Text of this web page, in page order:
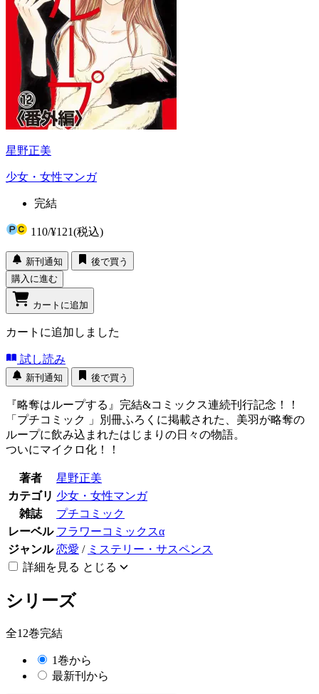
星野正美
少女・女性マンガ
完結
110/¥121(税込)
新刊通知
後で買う
購入に進む
カートに追加
カートに追加しました
試し読み
新刊通知 後で買う
『略奪はループする』完結&コミックス連続刊行記念！！
「プチコミック 」別冊ふろくに掲載された、美羽が略奪の
ループに飲み込まれたはじまりの日々の物語。
ついにマイクロ化！！
著者
星野正美
カテゴリ 少女・女性マンガ
雑誌
プチコミック
レーベル フラワーコミックスα
ジャンル 恋愛 / ミステリー・サスペンス
詳細を見る とじる
シリーズ
全12巻完結
1巻から
最新刊から